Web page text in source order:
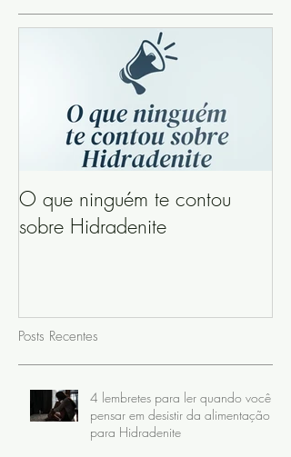
O que ninguém te contou
sobre Hidradenite
Posts Recentes
4 lembretes para ler quando você
pensar em desistir da alimentação
para Hidradenite